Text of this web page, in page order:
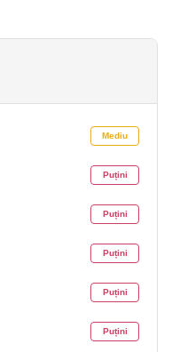
Mediu
Puțini
Puțini
Puțini
Puțini
Puțini